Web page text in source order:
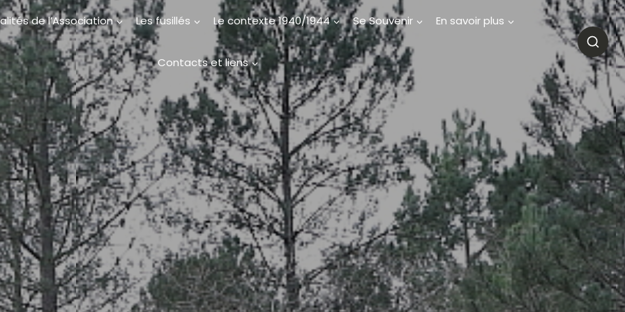
de l’Association Les fusillés Le contexte 1940/1944 Se Souvenir En savoir plus
Contacts et liens